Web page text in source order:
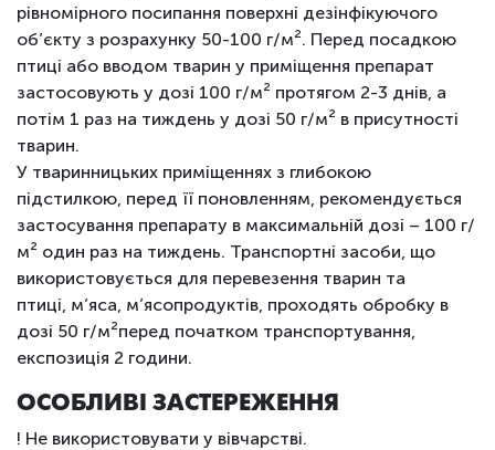
рівномірного посипання поверхні дезінфікуючого
об’єкту з розрахунку 50-100 г/м². Перед посадкою
птиці або вводом тварин у приміщення препарат
застосовують у дозі 100 г/м² протягом 2-3 днів, а
потім 1 раз на тиждень у дозі 50 г/м² в присутності
тварин.
У тваринницьких приміщеннях з глибокою
підстилкою, перед її поновленням, рекомендується
застосування препарату в максимальній дозі – 100 г/
м² один раз на тиждень. Транспортні засоби, що
використовується для перевезення тварин та
птиці, м’яса, м’ясопродуктів, проходять обробку в
дозі 50 г/м²перед початком транспортування,
експозиція 2 години.
ОСОБЛИВІ ЗАСТЕРЕЖЕННЯ
! Не використовувати у вівчарстві.